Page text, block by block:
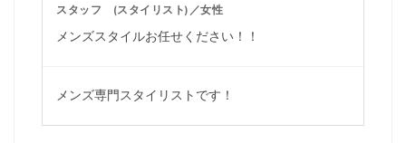
スタッフ (スタイリスト)／女性
メンズスタイルお任せください！！
メンズ専門スタイリストです！